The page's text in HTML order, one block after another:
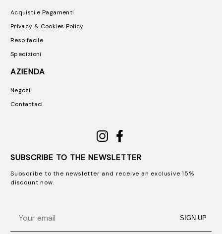
Acquisti e Pagamenti
Privacy & Cookies Policy
Reso facile
Spedizioni
AZIENDA
Negozi
Contattaci
SUBSCRIBE TO THE NEWSLETTER
Subscribe to the newsletter and receive an exclusive 15%
discount now.
SIGN UP